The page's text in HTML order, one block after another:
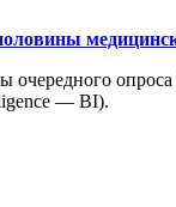
очередного
— BI).